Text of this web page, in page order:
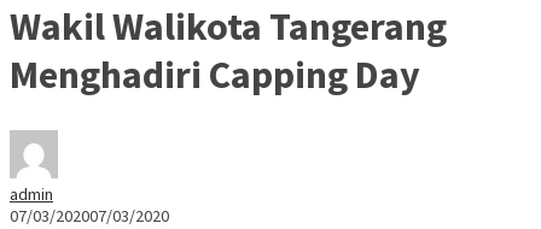
Wakil Walikota Tangerang
Menghadiri Capping Day
admin
07/03/202007/03/2020